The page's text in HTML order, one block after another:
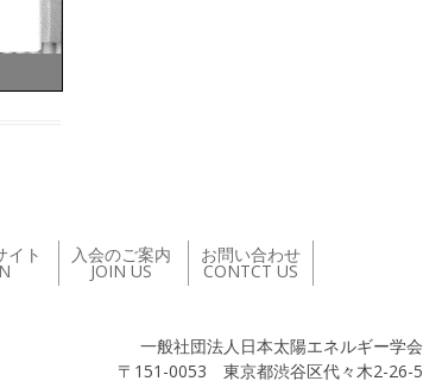
イト 入会のご案内
JOIN US
お問い合わせ
CONTCT US
一般社団法人日本太陽エネルギー学会
〒151-0053 東京都渋谷区代々木2-26-5